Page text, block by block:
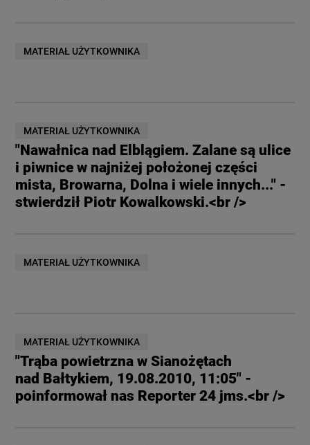
MATERIAŁ UŻYTKOWNIKA
MATERIAŁ UŻYTKOWNIKA
"Nawałnica nad Elblągiem. Zalane są ulice
i piwnice w najniżej położonej części
mista, Browarna, Dolna i wiele innych..." -
stwierdził Piotr Kowalkowski.<br />
MATERIAŁ UŻYTKOWNIKA
MATERIAŁ UŻYTKOWNIKA
"Trąba powietrzna w Sianożętach
nad Bałtykiem, 19.08.2010, 11:05" -
poinformował nas Reporter 24 jms.<br />